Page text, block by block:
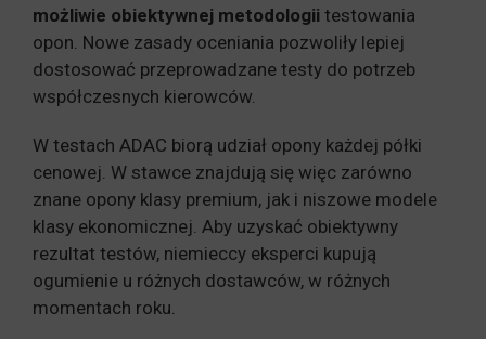
możliwie obiektywnej metodologii testowania
opon. Nowe zasady oceniania pozwoliły lepiej
dostosować przeprowadzane testy do potrzeb
współczesnych kierowców.
W testach ADAC biorą udział opony każdej półki
cenowej. W stawce znajdują się więc zarówno
znane opony klasy premium, jak i niszowe modele
klasy ekonomicznej. Aby uzyskać obiektywny
rezultat testów, niemieccy eksperci kupują
ogumienie u różnych dostawców, w różnych
momentach roku.